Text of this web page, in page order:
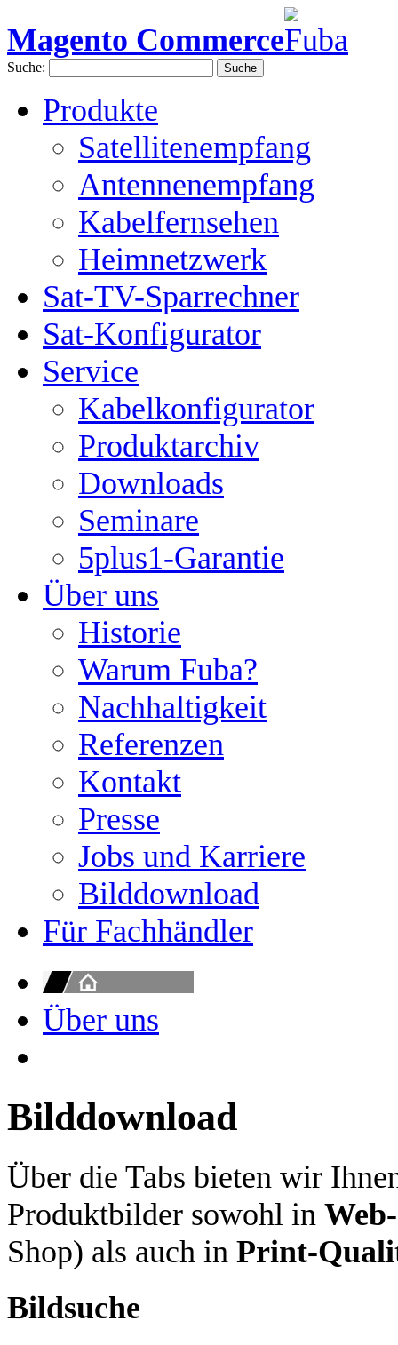
Magento Commerce
Suche: Suche
Produkte
Satellitenempfang
Antennenempfang
Kabelfernsehen
Heimnetzwerk
Sat-TV-Sparrechner
Sat-Konfigurator
Service
Kabelkonfigurator
Produktarchiv
Downloads
Seminare
5plus1-Garantie
Über uns
Historie
Warum Fuba?
Nachhaltigkeit
Referenzen
Kontakt
Presse
Jobs und Karriere
Bilddownload
Für Fachhändler
Über uns
Bilddownload
Über die Tabs bieten wir
Produktbilder sowohl in
Shop) als auch in Print-
Bildsuche